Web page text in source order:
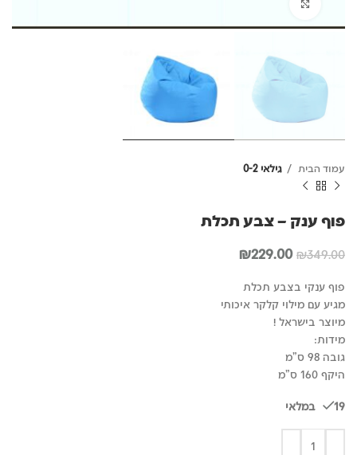
עמוד הבית גילאי 0-2
פוף ענק – צבע תכלת
₪349.00
המחיר
היה:
₪349.00.
₪229.00
המחיר
₪229.00.
פוף ענקי בצבע תכלת
מגיע עם מילוי קלקר איכותי
מיוצר בישראל !
מידות:
גובה 98 ס"מ
היקף 160 ס"מ
19 במלאי